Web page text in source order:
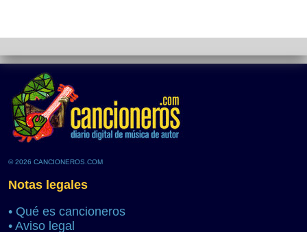
© 2026 CANCIONEROS.COM
Notas legales
• Qué es cancioneros
• Aviso legal